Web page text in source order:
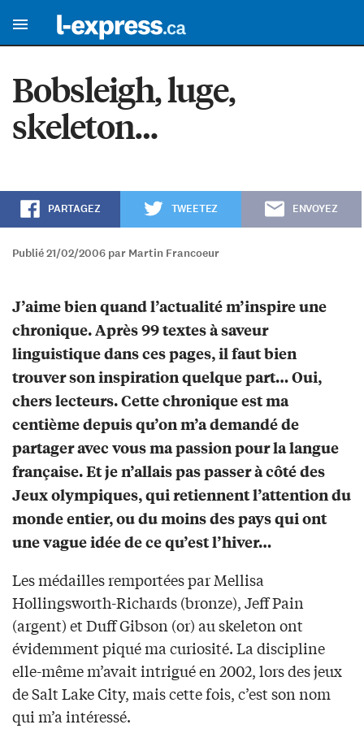
Bobsleigh, luge,
skeleton…
PARTAGEZ TWEETEZ ENVOYEZ
Publié 21/02/2006 par Martin Francoeur
J’aime bien quand l’actualité m’inspire une
chronique. Après 99 textes à saveur
linguistique dans ces pages, il faut bien
trouver son inspiration quelque part… Oui,
chers lecteurs. Cette chronique est ma
centième depuis qu’on m’a demandé de
partager avec vous ma passion pour la langue
française. Et je n’allais pas passer à côté des
Jeux olympiques, qui retiennent l’attention du
monde entier, ou du moins des pays qui ont
une vague idée de ce qu’est l’hiver…
Les médailles remportées par Mellisa
Hollingsworth-Richards (bronze), Jeff Pain
(argent) et Duff Gibson (or) au skeleton ont
évidemment piqué ma curiosité. La discipline
elle-même m’avait intrigué en 2002, lors des jeux
de Salt Lake City, mais cette fois, c’est son nom
qui m’a intéressé.